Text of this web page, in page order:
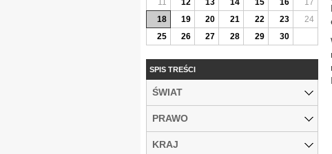
18
19 20 21 22 23
24
25
26 27 28 29 30
SPIS TREŚCI
ŚWIAT
PRAWO
KRAJ